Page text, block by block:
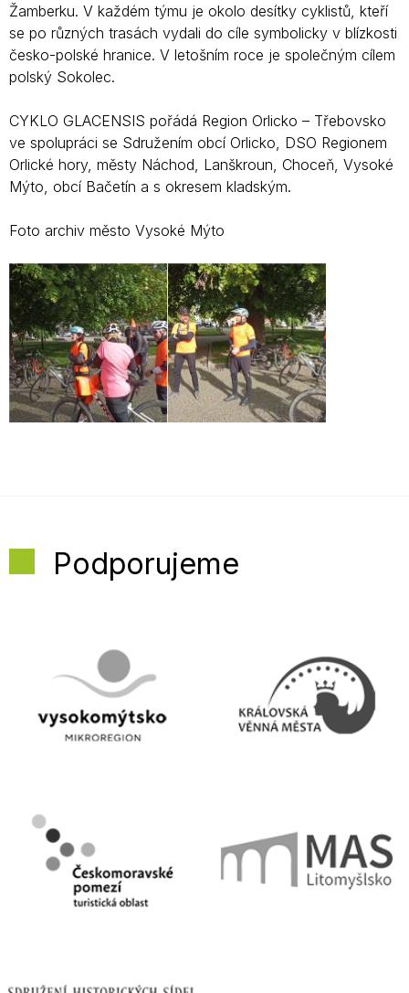
Žamberku. V každém týmu je okolo desítky cyklistů, kteří
se po různých trasách vydali do cíle symbolicky v blízkosti
česko-polské hranice. V letošním roce je společným cílem
polský Sokolec.
CYKLO GLACENSIS pořádá Region Orlicko – Třebovsko
ve spolupráci se Sdružením obcí Orlicko, DSO Regionem
Orlické hory, městy Náchod, Lanškroun, Choceň, Vysoké
Mýto, obcí Bačetín a s okresem kladským.
Foto archiv město Vysoké Mýto
Podporujeme